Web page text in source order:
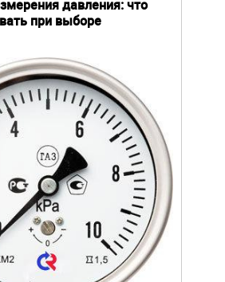
давления: что
при выборе